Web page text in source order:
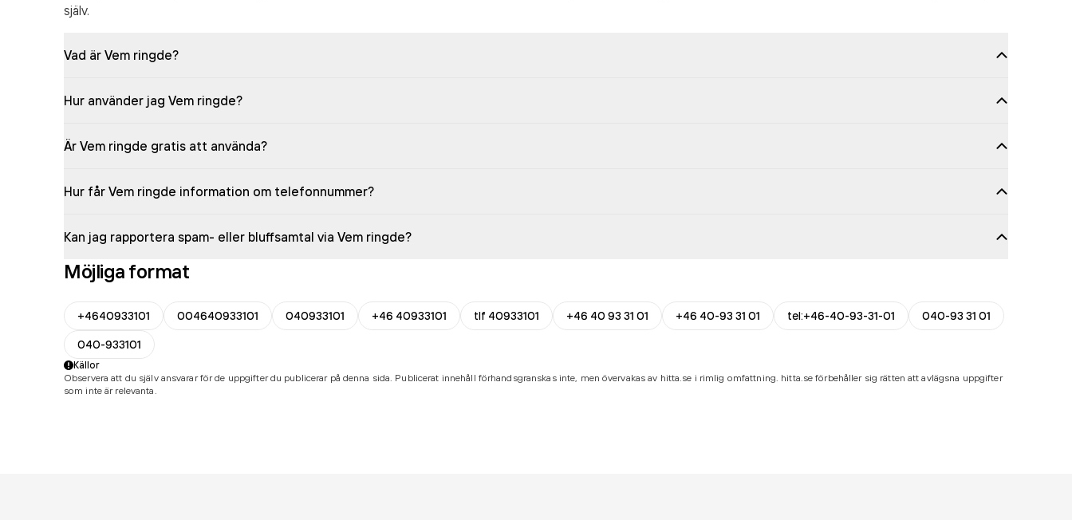
själv.
Vad är Vem ringde?
Hur använder jag Vem ringde?
Är Vem ringde gratis att använda?
Hur får Vem ringde information om telefonnummer?
Kan jag rapportera spam- eller bluffsamtal via Vem ringde?
Möjliga format
+4640933101 004640933101 040933101 +46 40933101 tlf 40933101 +46 40 93 31 01 +46 40-93 31 01 tel:+46-40-93-31-01
040-93 31 01
040-933101
Källor
Observera att du själv ansvarar för de uppgifter du publicerar på denna sida. Publicerat innehåll förhandsgranskas inte, men övervakas av hitta.se i rimlig omfattning. hitta.se förbehåller sig rätten att avlägsna uppgifter
som inte är relevanta.